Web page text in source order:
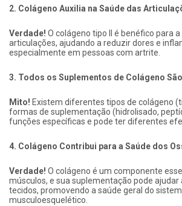
2. Colágeno Auxilia na Saúde das
Verdade! O colágeno tipo II é benéfico para
articulações, ajudando a reduzir dores e
especialmente em pessoas com artrite.
3. Todos os Suplementos de Colágeno
Mito! Existem diferentes tipos de colágeno
formas de suplementação (hidrolisado,
funções específicas e pode ter diferentes
4. Colágeno Contribui para a Saúde dos
Verdade! O colágeno é um componente
músculos, e sua suplementação pode
tecidos, promovendo a saúde geral do
musculoesquelético.